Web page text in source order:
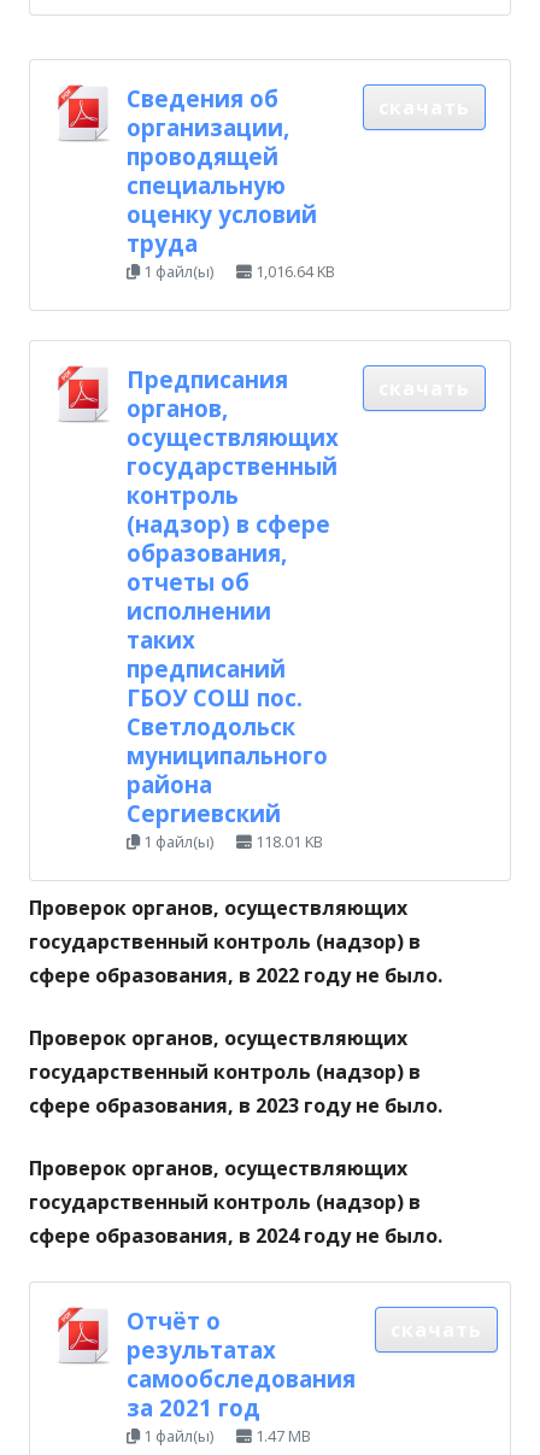
Сведения об
организации,
проводящей
специальную
оценку условий
труда
1 файл(ы) 1,016.64 KB
Предписания
органов,
осуществляющих
государственный
контроль
(надзор) в сфере
образования,
отчеты об
исполнении
таких
предписаний
ГБОУ СОШ пос.
Светлодольск
муниципального
района
Сергиевский
1 файл(ы) 118.01 KB
Проверок органов, осуществляющих
государственный контроль (надзор) в
сфере образования, в 2022 году не было.
Проверок органов, осуществляющих
государственный контроль (надзор) в
сфере образования, в 2023 году не было.
Проверок органов, осуществляющих
государственный контроль (надзор) в
сфере образования, в 2024 году не было.
Отчёт о
результатах
самообследования
за 2021 год
1 файл(ы) 1.47 MB